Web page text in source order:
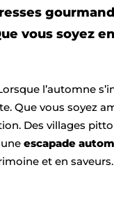
vous soyez
l’automne
Que vous soyez
Des villages
escapade
et en saveurs.